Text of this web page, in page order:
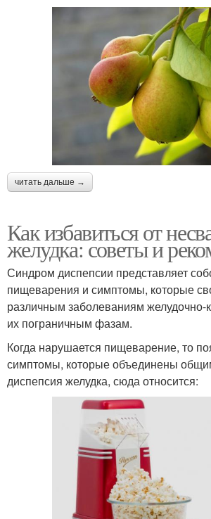
читать дальше →
Как избавиться от
желудка: советы и
Синдром диспепсии представляет
пищеварения и симптомы, которые
различным заболеваниям желудочно-
их пограничным фазам.
Когда нарушается пищеварение, то
симптомы, которые объединены
диспепсия желудка, сюда относится: